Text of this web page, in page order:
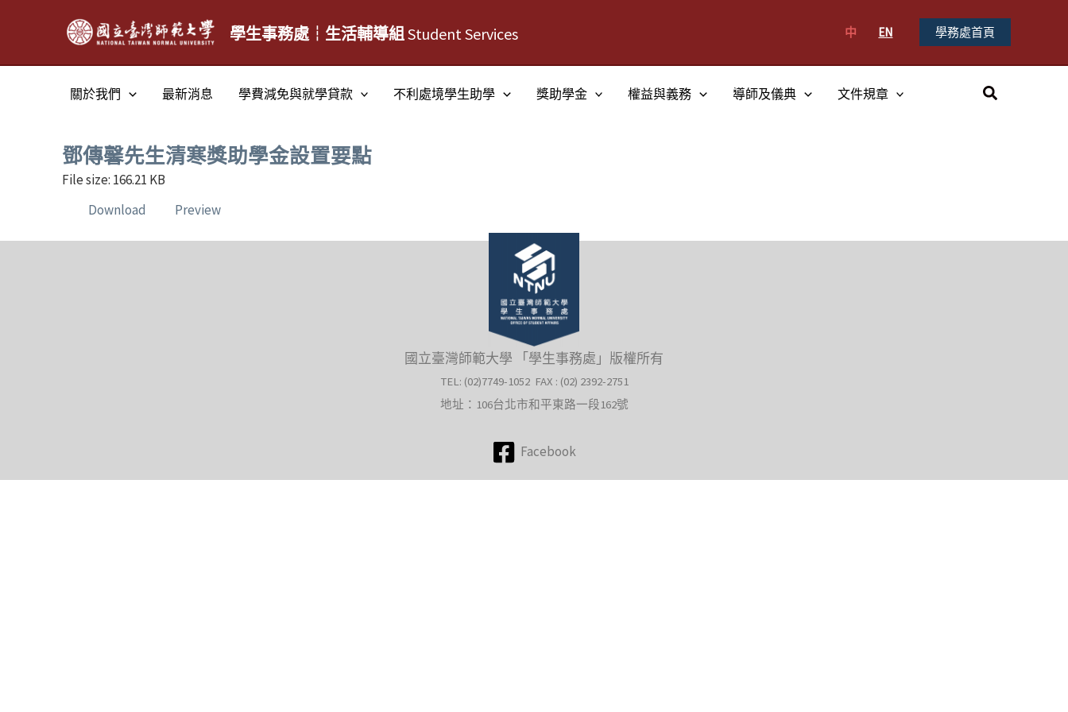
學生事務處┆生活輔導組Student Services 中 EN 學務處首頁
關於我們 最新消息 學費減免與就學貸款 不利處境學生助學 獎助學金 權益與義務 導師及儀典 文件規章
搜
鄧傳馨先生清寒獎助學金設置要點
File size: 166.21 KB
Download
Preview
國立臺灣師範大學 「學生事務處」版權所有
TEL: (02)7749-1052 FAX : (02) 2392-2751
地址：106台北市和平東路一段162號
Facebook